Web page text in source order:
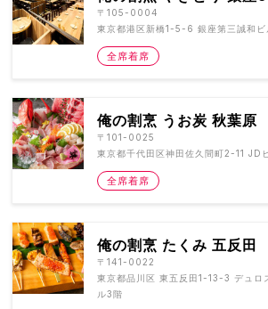
〒105-0004
東京都港区新橋1-5-6 銀座第三誠和ビ
全席着席
俺の割烹 うお炭 秋葉原
〒101-0025
東京都千代田区神田佐久間町2-11 JD
全席着席
俺の割烹 たくみ 五反田
〒141-0022
東京都品川区 東五反田1-13-3 デュロ
ル3階